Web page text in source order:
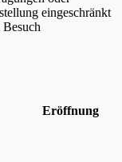
eingeschränkt
Eröffnung